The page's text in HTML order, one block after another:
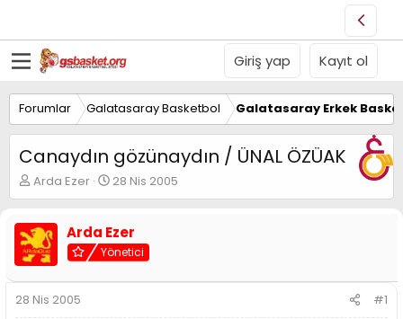
Giriş yap Kayıt ol
Forumlar Galatasaray Basketbol Galatasaray Erkek
Canaydın gözünaydın / ÜNAL ÖZÜAK
K
o
u
y
u
B
a
ş
Arda Ezer
B
a
l
a
n
g
28 Nis 2005
Arda Ezer
Yönetici
28 Nis 2005 #1